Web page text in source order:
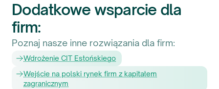
Dodatkowe wsparcie dla
firm:
Poznaj nasze inne rozwiązania dla firm:
Wdrożenie CIT Estońskiego
Wejście na polski rynek firm z kapitałem
zagranicznym